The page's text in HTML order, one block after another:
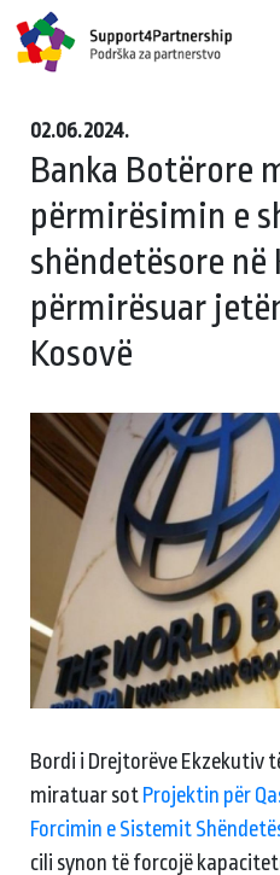
02.06.2024.
Banka Botërore
përmirësimin e
shëndetësore në
përmirësuar
Kosovë
Bordi i Drejtorëve Ekzekutiv
miratuar sot Projektin për
Forcimin e Sistemit
cili synon të forcojë